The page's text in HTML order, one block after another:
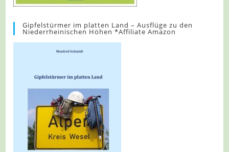
Gipfelstürmer im platten Land – Ausflüge zu den
Niederrheinischen Höhen *Affiliate Amazon